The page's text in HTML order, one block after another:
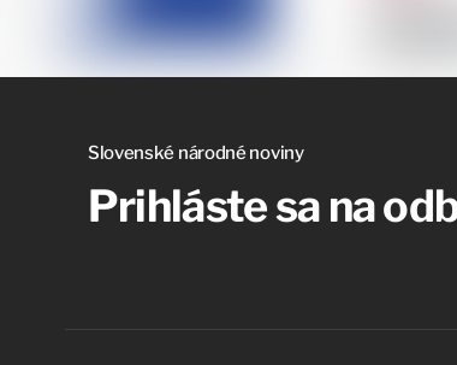
Slovenské národné noviny
Prihláste sa na